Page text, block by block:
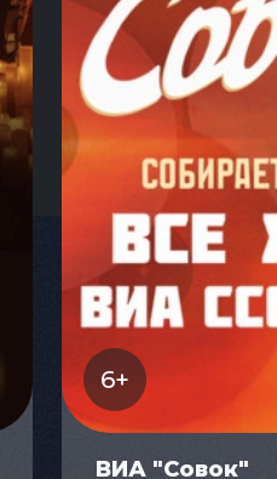
6+
ВИА "Совок"